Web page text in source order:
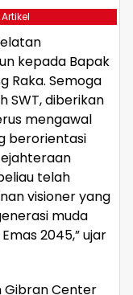
kepada Bapak
Raka. Semoga
SWT, diberikan
mengawal
berorientasi
telah
visioner yang
muda
2045,” ujar
Gibran Center